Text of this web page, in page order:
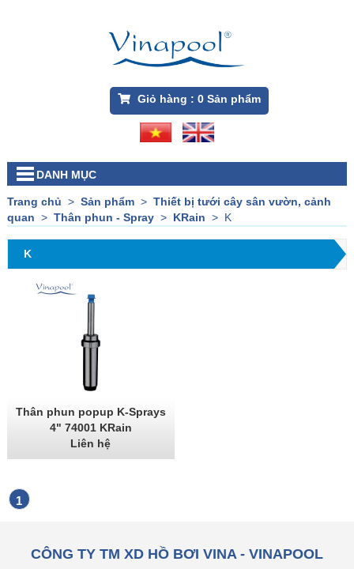
Giỏ hàng : 0Sản phẩm
DANH MỤC
Trang chủ > Sản phẩm> Thiết bị tưới cây sân vườn, cảnh
quan > Thân phun - Spray> KRain > K
K
Thân phun popup K-Sprays
4" 74001 KRain
Liên hệ
1
CÔNG TY TM XD HỒ BƠI VINA - VINAPOOL